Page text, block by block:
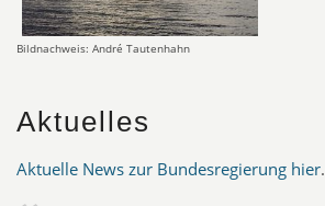
Bildnachweis: André Tautenhahn
Aktuelles
Aktuelle News zur Bundesregierung hier.